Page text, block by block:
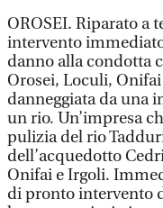
OROSEI. Riparato a
intervento
danno alla condotta
Orosei, Loculi,
danneggiata da una
un rio. Un’impresa
pulizia del rio
dell’acquedotto
Onifai e Irgoli.
di pronto intervento